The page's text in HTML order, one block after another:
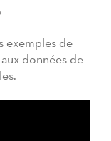
exemples de
données de